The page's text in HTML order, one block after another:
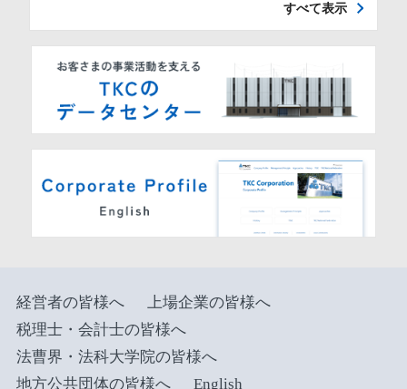
すべて表示
経営者の皆様へ
上場企業の皆様へ
税理士・会計士の皆様へ
法曹界・法科大学院の皆様へ
地方公共団体の皆様へ
English